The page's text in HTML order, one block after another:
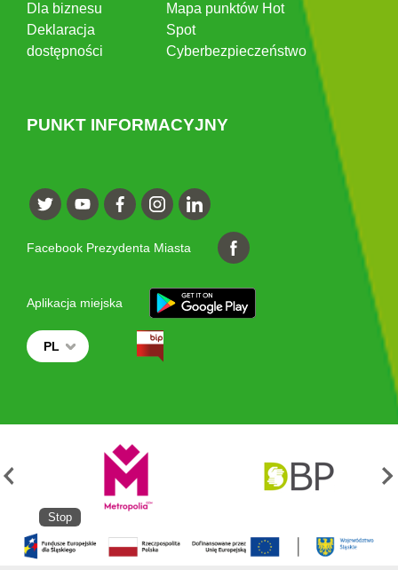
Dla biznesu
Deklaracja
dostępności
Mapa punktów Hot
Spot
Cyberbezpieczeństwo
PUNKT INFORMACYJNY
Facebook Prezydenta Miasta
Aplikacja miejska
PL
Stop